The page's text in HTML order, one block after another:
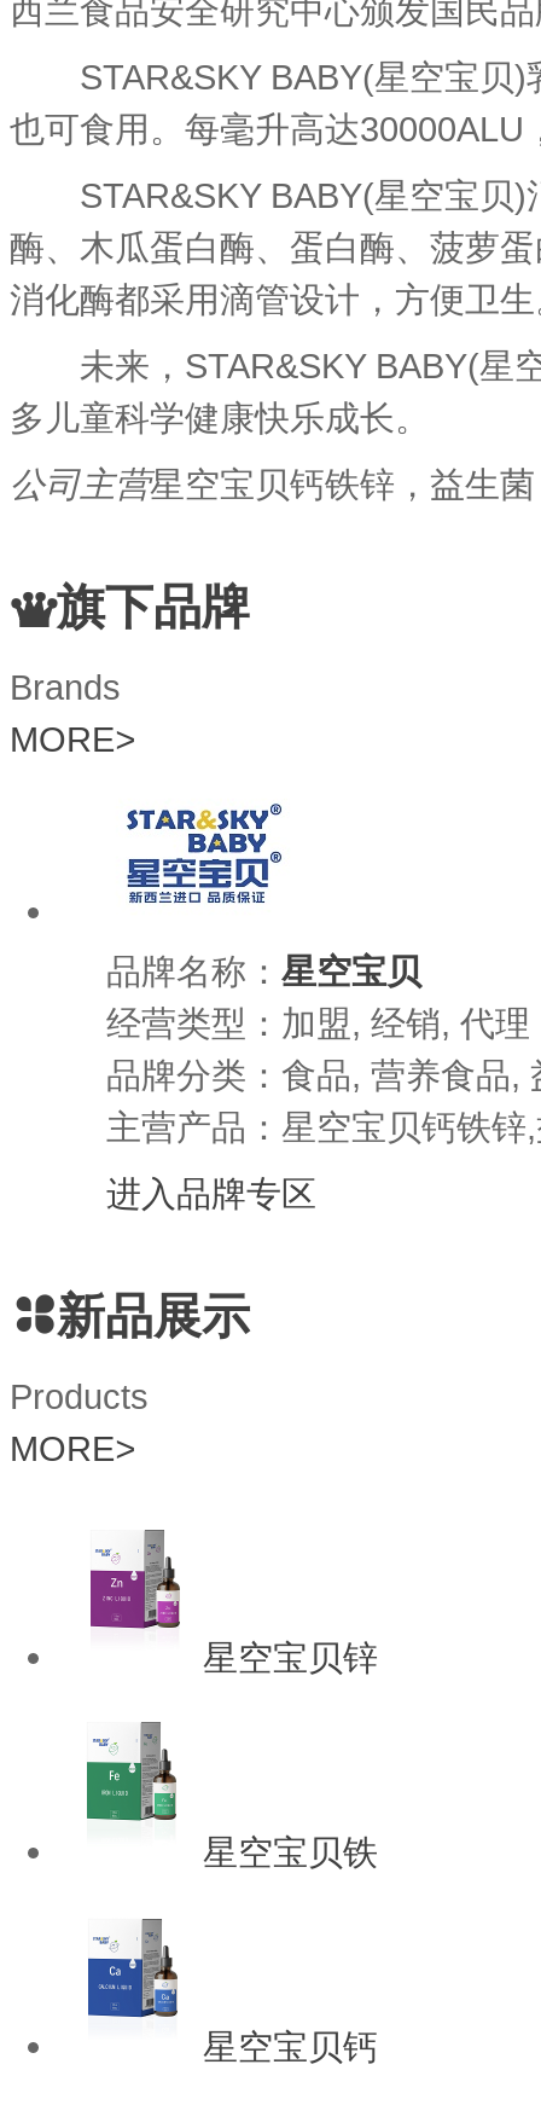
西兰食品安全研究中心颁发国民
STAR&SKY BABY(星空宝贝)
也可食用。每毫升高达
STAR&SKY BABY(星空宝贝)
酶、木瓜蛋白酶、蛋白酶、菠萝
消化酶都采用滴管设计，方便卫
未来，STAR&SKY BABY(星空
多儿童科学健康快乐成长。
公司主营星空宝贝钙铁锌，益生
旗下品牌
Brands
MORE>
品牌名称： 星空宝贝
经营类型：加盟, 经销, 代理
品牌分类：食品, 营养食品,
主营产品：星空宝贝钙铁
进入品牌专区
新品展示
Products
MORE>
星空宝贝锌
星空宝贝铁
星空宝贝钙